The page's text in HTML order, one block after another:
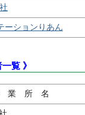
ーションりあん
覧 》
業 所 名